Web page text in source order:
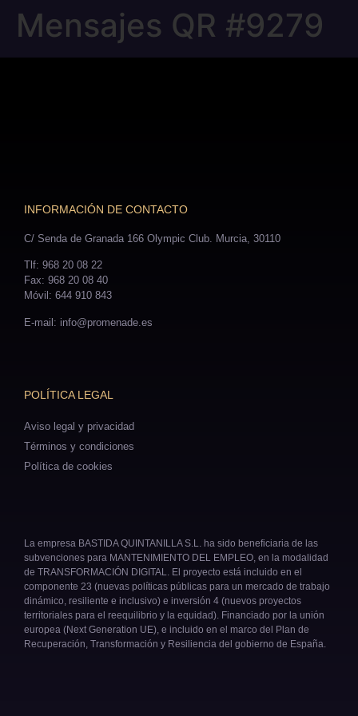
Mensajes QR #9279
INFORMACIÓN DE CONTACTO
C/ Senda de Granada 166 Olympic Club. Murcia, 30110
Tlf: 968 20 08 22
Fax: 968 20 08 40
Móvil: 644 910 843
E-mail: info@promenade.es
POLÍTICA LEGAL
Aviso legal y privacidad
Términos y condiciones
Política de cookies
La empresa BASTIDA QUINTANILLA S.L. ha sido beneficiaria de las
subvenciones para MANTENIMIENTO DEL EMPLEO, en la modalidad
de TRANSFORMACIÓN DIGITAL. El proyecto está incluido en el
componente 23 (nuevas políticas públicas para un mercado de trabajo
dinámico, resiliente e inclusivo) e inversión 4 (nuevos proyectos
territoriales para el reequilibrio y la equidad). Financiado por la unión
europea (Next Generation UE), e incluido en el marco del Plan de
Recuperación, Transformación y Resiliencia del gobierno de España.